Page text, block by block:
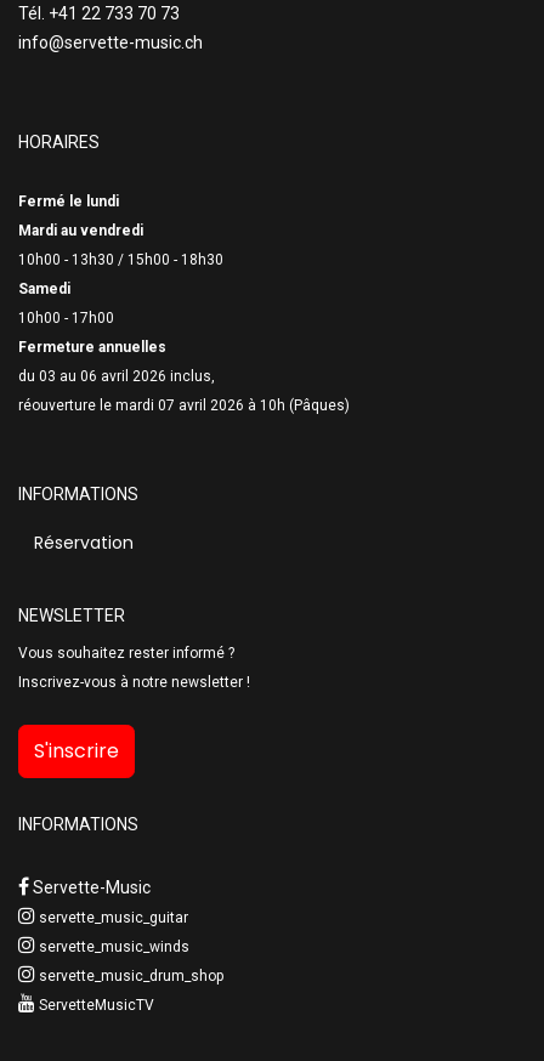
Tél. +41 22 733 70 73
info@servette-music.ch
HORAIRES
Fermé le lundi
Mardi au vendredi
10h00 - 13h30 / 15h00 - 18h30
Samedi
10h00 - 17h00
Fermeture annuelles
du 03 au 06 avril 2026 inclus,
réouverture le mardi 07 avril 2026 à 10h (Pâques)
INFORMATIONS
Réservation
NEWSLETTER
Vous souhaitez rester informé ?
Inscrivez-vous à notre newsletter !
S'inscrire
INFORMATIONS
Servette-Music
servette_music_guitar
servette_music_winds
servette_music_drum_shop
ServetteMusicTV